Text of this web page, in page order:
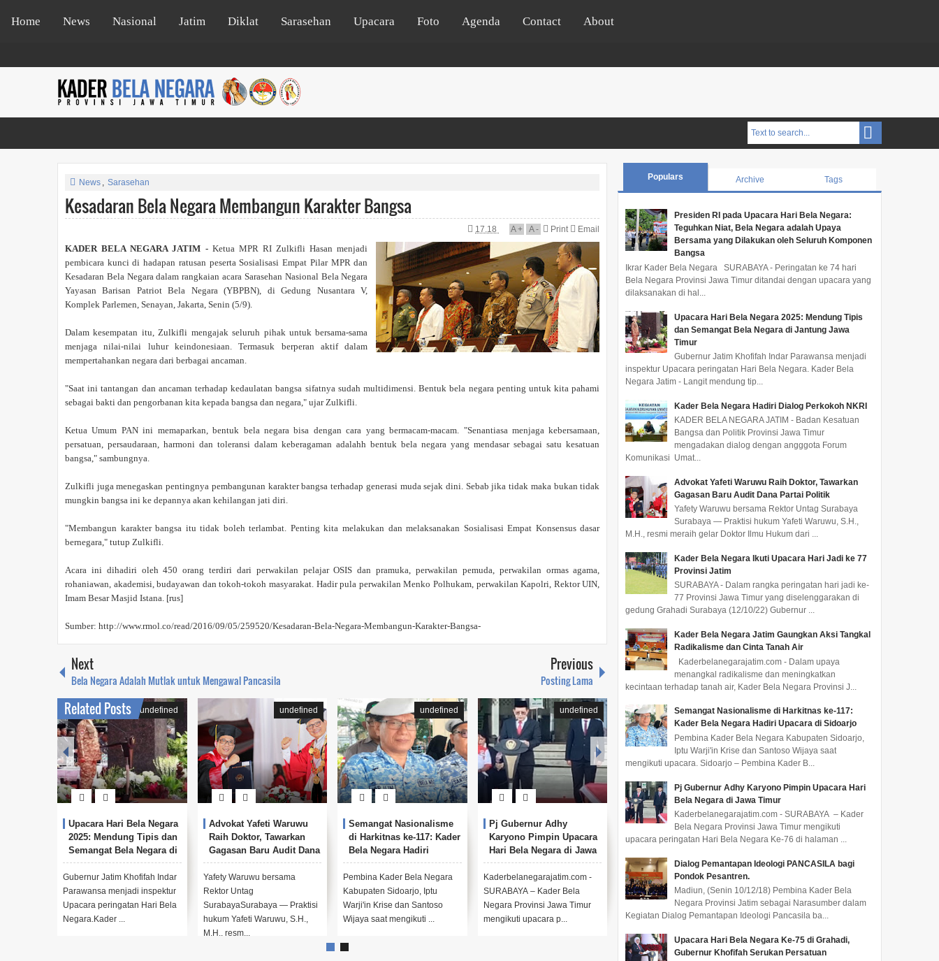
Home News Nasional Jatim Diklat Sarasehan Upacara Foto Agenda Contact About
News , Sarasehan
Kesadaran Bela Negara Membangun Karakter Bangsa
17.18 A+ A- Print Email
KADER BELA NEGARA JATIM - Ketua MPR RI Zulkifli Hasan menjadi
pembicara kunci di hadapan ratusan peserta Sosialisasi Empat Pilar MPR dan
Kesadaran Bela Negara dalam rangkaian acara Sarasehan Nasional Bela Negara
Yayasan Barisan Patriot Bela Negara (YBPBN), di Gedung Nusantara V,
Komplek Parlemen, Senayan, Jakarta, Senin (5/9).
Dalam kesempatan itu, Zulkifli mengajak seluruh pihak untuk bersama-sama
menjaga nilai-nilai luhur keindonesiaan. Termasuk berperan aktif dalam
mempertahankan negara dari berbagai ancaman.
"Saat ini tantangan dan ancaman terhadap kedaulatan bangsa sifatnya sudah multidimensi. Bentuk bela negara penting untuk kita pahami
sebagai bakti dan pengorbanan kita kepada bangsa dan negara," ujar Zulkifli.
Ketua Umum PAN ini memaparkan, bentuk bela negara bisa dengan cara yang bermacam-macam. "Senantiasa menjaga kebersamaan,
persatuan, persaudaraan, harmoni dan toleransi dalam keberagaman adalahh bentuk bela negara yang mendasar sebagai satu kesatuan
bangsa," sambungnya.
Zulkifli juga menegaskan pentingnya pembangunan karakter bangsa terhadap generasi muda sejak dini. Sebab jika tidak maka bukan tidak
mungkin bangsa ini ke depannya akan kehilangan jati diri.
"Membangun karakter bangsa itu tidak boleh terlambat. Penting kita melakukan dan melaksanakan Sosialisasi Empat Konsensus dasar
bernegara," tutup Zulkifli.
Acara ini dihadiri oleh 450 orang terdiri dari perwakilan pelajar OSIS dan pramuka, perwakilan pemuda, perwakilan ormas agama,
rohaniawan, akademisi, budayawan dan tokoh-tokoh masyarakat. Hadir pula perwakilan Menko Polhukam, perwakilan Kapolri, Rektor UIN,
Imam Besar Masjid Istana. [rus]
Sumber: http://www.rmol.co/read/2016/09/05/259520/Kesadaran-Bela-Negara-Membangun-Karakter-Bangsa-
Next
Bela Negara Adalah Mutlak untuk Mengawal Pancasila
Previous
Posting Lama
Related Posts undefined
Upacara Hari Bela Negara
2025: Mendung Tipis dan
Semangat Bela Negara di
Jantung Jawa Timur
Gubernur Jatim Khofifah Indar
Parawansa menjadi inspektur
Upacara peringatan Hari Bela
Negara.Kader ...
undefined
Advokat Yafeti Waruwu
Raih Doktor, Tawarkan
Gagasan Baru Audit Dana
Partai Politik
Yafety Waruwu bersama
Rektor Untag
SurabayaSurabaya — Praktisi
hukum Yafeti Waruwu, S.H.,
M.H., resm...
undefined
Semangat Nasionalisme
di Harkitnas ke-117: Kader
Bela Negara Hadiri
Upacara di Sidoarjo
Pembina Kader Bela Negara
Kabupaten Sidoarjo, Iptu
Warji'in Krise dan Santoso
Wijaya saat mengikuti ...
undefined
Pj Gubernur Adhy
Karyono Pimpin Upacara
Hari Bela Negara di Jawa
Timur
Kaderbelanegarajatim.com -
SURABAYA – Kader Bela
Negara Provinsi Jawa Timur
mengikuti upacara p...
undefined
Upacara Hari Bela Negara
Ke-75 di Grahadi,
Serukan Persatuan
Gubernur Jatim Khofifah Indar
Parawansa saat memimpin
Upacara Hari Bela Negara ke-
75 Kader Bela Nega...
undefined
Presiden RI pada Upacara
Hari Bela Negara:
Negara adalah Upaya
oleh Seluruh Komponen
Bangsa
Negara SURABAYA -
Peringatan ke 74 hari Bela
Negara Provinsi Jawa Timur
Populars Archive Tags
Presiden RI pada Upacara Hari Bela Negara:
Teguhkan Niat, Bela Negara adalah Upaya
Bersama yang Dilakukan oleh Seluruh Komponen
Bangsa
Ikrar Kader Bela Negara SURABAYA - Peringatan ke 74 hari
Bela Negara Provinsi Jawa Timur ditandai dengan upacara yang
dilaksanakan di hal...
Upacara Hari Bela Negara 2025: Mendung Tipis
dan Semangat Bela Negara di Jantung Jawa
Timur
Gubernur Jatim Khofifah Indar Parawansa menjadi
inspektur Upacara peringatan Hari Bela Negara. Kader Bela
Negara Jatim - Langit mendung tip...
Kader Bela Negara Hadiri Dialog Perkokoh NKRI
KADER BELA NEGARA JATIM - Badan Kesatuan
Bangsa dan Politik Provinsi Jawa Timur
mengadakan dialog dengan angggota Forum
Komunikasi Umat...
Advokat Yafeti Waruwu Raih Doktor, Tawarkan
Gagasan Baru Audit Dana Partai Politik
Yafety Waruwu bersama Rektor Untag Surabaya
Surabaya — Praktisi hukum Yafeti Waruwu, S.H.,
M.H., resmi meraih gelar Doktor Ilmu Hukum dari ...
Kader Bela Negara Ikuti Upacara Hari Jadi ke 77
Provinsi Jatim
SURABAYA - Dalam rangka peringatan hari jadi ke-
77 Provinsi Jawa Timur yang diselenggarakan di
gedung Grahadi Surabaya (12/10/22) Gubernur ...
Kader Bela Negara Jatim Gaungkan Aksi Tangkal
Radikalisme dan Cinta Tanah Air
Kaderbelanegarajatim.com - Dalam upaya
menangkal radikalisme dan meningkatkan
kecintaan terhadap tanah air, Kader Bela Negara Provinsi J...
Semangat Nasionalisme di Harkitnas ke-117:
Kader Bela Negara Hadiri Upacara di Sidoarjo
Pembina Kader Bela Negara Kabupaten Sidoarjo,
Iptu Warji'in Krise dan Santoso Wijaya saat
mengikuti upacara. Sidoarjo – Pembina Kader B...
Pj Gubernur Adhy Karyono Pimpin Upacara Hari
Bela Negara di Jawa Timur
Kaderbelanegarajatim.com - SURABAYA – Kader
Bela Negara Provinsi Jawa Timur mengikuti
upacara peringatan Hari Bela Negara Ke-76 di halaman ...
Dialog Pemantapan Ideologi PANCASILA bagi
Pondok Pesantren.
Madiun, (Senin 10/12/18) Pembina Kader Bela
Negara Provinsi Jatim sebagai Narasumber dalam
Kegiatan Dialog Pemantapan Ideologi Pancasila ba...
Upacara Hari Bela Negara Ke-75 di Grahadi,
Gubernur Khofifah Serukan Persatuan